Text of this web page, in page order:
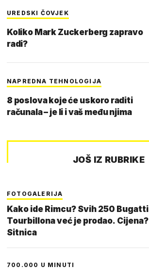
UREDSKI ČOVJEK
Koliko Mark Zuckerberg zapravo
radi?
NAPREDNA TEHNOLOGIJA
8 poslova koje će uskoro raditi
računala – je li i vaš među njima
JOŠ IZ RUBRIKE
FOTOGALERIJA
Kako ide Rimcu? Svih 250 Bugatti
Tourbillona već je prodao. Cijena?
Sitnica
700.000 U MINUTI